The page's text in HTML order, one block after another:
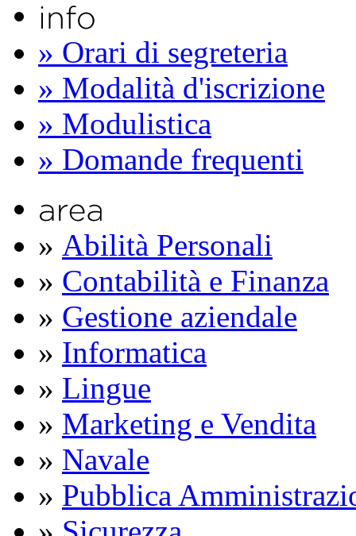
» Orari di segreteria
» Modalità d'iscrizione
» Modulistica
» Domande frequenti
» Abilità Personali
» Contabilità e Finanza
» Gestione aziendale
» Informatica
» Lingue
» Marketing e Vendita
» Navale
» Pubblica